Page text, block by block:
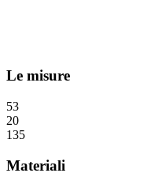
Le misure
53
20
135
Materiali